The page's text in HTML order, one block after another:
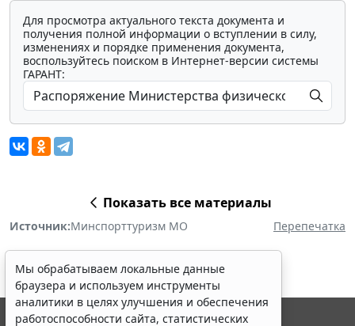
Для просмотра актуального текста документа и
получения полной информации о вступлении в силу,
изменениях и порядке применения документа,
воспользуйтесь поиском в Интернет-версии системы
ГАРАНТ:
Показать все материалы
Источник:Минспорттуризм МО Перепечатка
Мы обрабатываем локальные данные
браузера и используем инструменты
аналитики в целях улучшения и обеспечения
работоспособности сайта, статистических